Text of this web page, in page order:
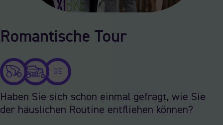
Romantische Tour
GE
Haben Sie sich schon einmal gefragt, wie Sie
der häuslichen Routine entfliehen können?